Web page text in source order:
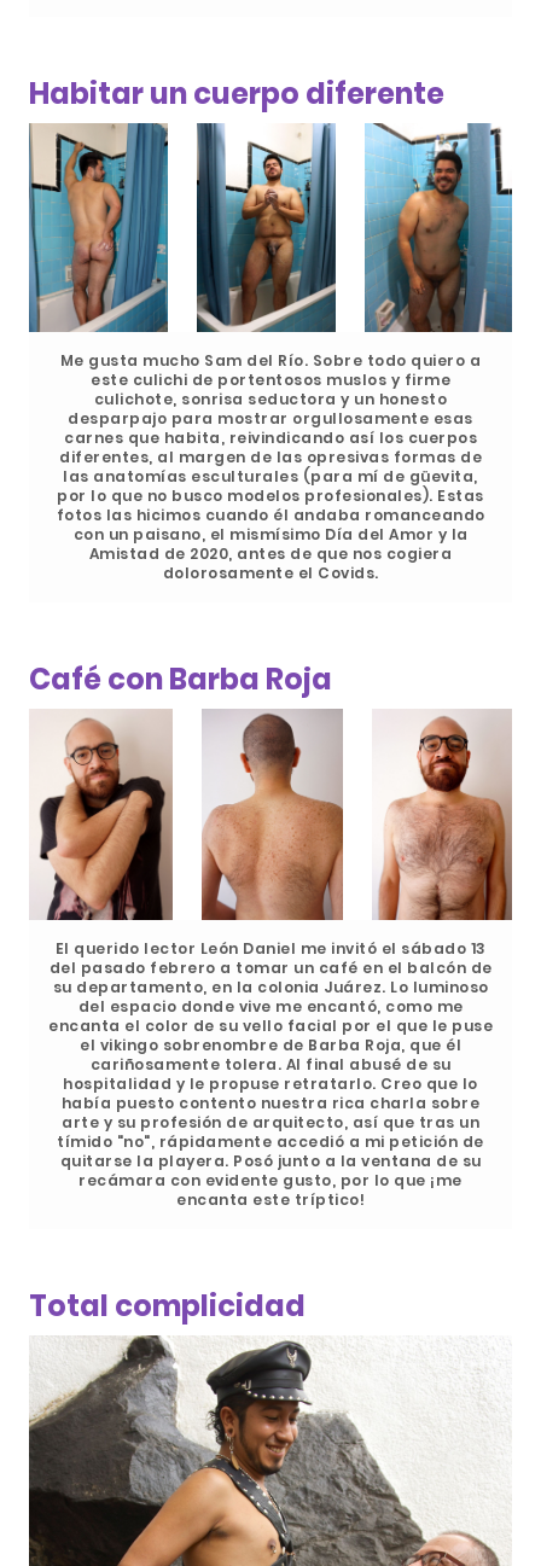
Habitar un cuerpo diferente
Me gusta mucho Sam del Río. Sobre todo quiero a
este culichi de portentosos muslos y firme
culichote, sonrisa seductora y un honesto
desparpajo para mostrar orgullosamente esas
carnes que habita, reivindicando así los cuerpos
diferentes, al margen de las opresivas formas de
las anatomías esculturales (para mí de güevita,
por lo que no busco modelos profesionales). Estas
fotos las hicimos cuando él andaba romanceando
con un paisano, el mismísimo Día del Amor y la
Amistad de 2020, antes de que nos cogiera
dolorosamente el Covids.
Café con Barba Roja
El querido lector León Daniel me invitó el sábado 13
del pasado febrero a tomar un café en el balcón de
su departamento, en la colonia Juárez. Lo luminoso
del espacio donde vive me encantó, como me
encanta el color de su vello facial por el que le puse
el vikingo sobrenombre de Barba Roja, que él
cariñosamente tolera. Al final abusé de su
hospitalidad y le propuse retratarlo. Creo que lo
había puesto contento nuestra rica charla sobre
arte y su profesión de arquitecto, así que tras un
tímido "no", rápidamente accedió a mi petición de
quitarse la playera. Posó junto a la ventana de su
recámara con evidente gusto, por lo que ¡me
encanta este tríptico!
Total complicidad